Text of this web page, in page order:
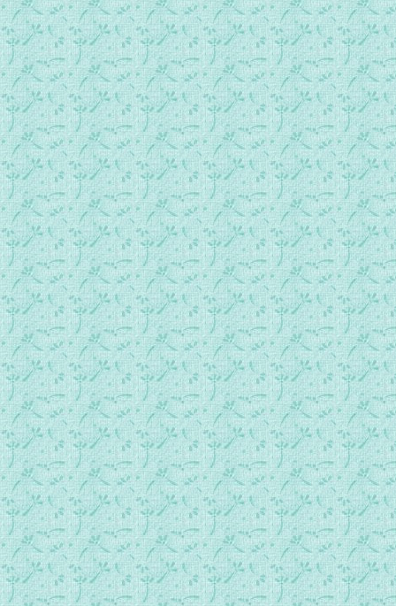
081主关于假宗教、英国、法国的警告.MP3
082巴黎的毁灭和司铎的悲哀.MP3
083法国的动荡和避难所.MP3
084教会的司铎们，他们的信仰在哪里？.MP3
085关于电影的邪恶、司祭的丑闻等.MP3
086三天黑暗之前的两天黑暗.mp3
087世界各地的人们都会加入某个背信弃义的团体.mp3
088天主通过大自然的暴雨、地震，及瘟疫警告人类.mp3
089对教会的惩罚和法国伟大革命与外敌入侵.mp3
090西班牙、法国、罗马的不同境遇.mp3
091时候不远了，我的子民将会发出新的痛苦呼喊.mp3
092今天这里有圣体圣事，在不久的将来，这里会没有圣饼
093我的子民，请等待无影的光明.mp3
094布列塔尼的圣亚纳.mp3
095小心德国对周边国家的侵略，为德国祈祷.mp3
096把信仰当作武器和盾牌，有了它，你将战胜一切与教会
097主宣布法国教会与罗马教会分裂.mp3
098门徒与教宗的分离 巴黎大塌方.mp3
099善与恶的征兆.mp3
100更多关于分裂、邪恶、三天黑暗.mp3